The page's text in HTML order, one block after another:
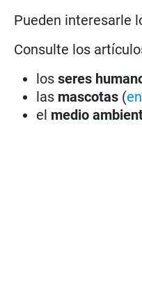
Pueden interesarle
Consulte los
losseres
las mascotas (
el medio